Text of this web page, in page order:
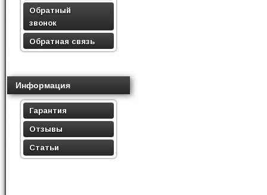
Обратный
звонок
Обратная связь
Информация
Гарантия
Отзывы
Статьи